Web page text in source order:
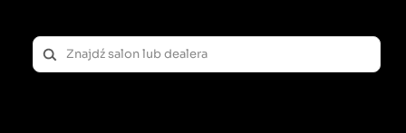
załadowczego. Łyżki transportowe służą do kopania i
załadunku takich materiałów jak: ziemia, piasek, żwir,